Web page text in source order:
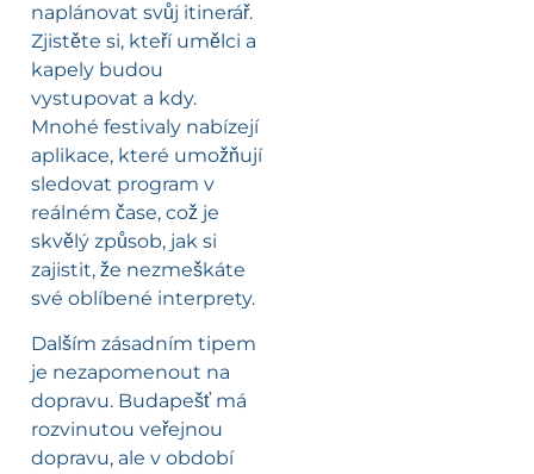
naplánovat svůj itinerář.
Zjistěte si, kteří umělci a
kapely budou
vystupovat a kdy.
Mnohé festivaly nabízejí
aplikace, které umožňují
sledovat program v
reálném čase, což je
skvělý způsob, jak si
zajistit, že nezmeškáte
své oblíbené interprety.
Dalším zásadním tipem
je nezapomenout na
dopravu. Budapešť má
rozvinutou veřejnou
dopravu, ale v období